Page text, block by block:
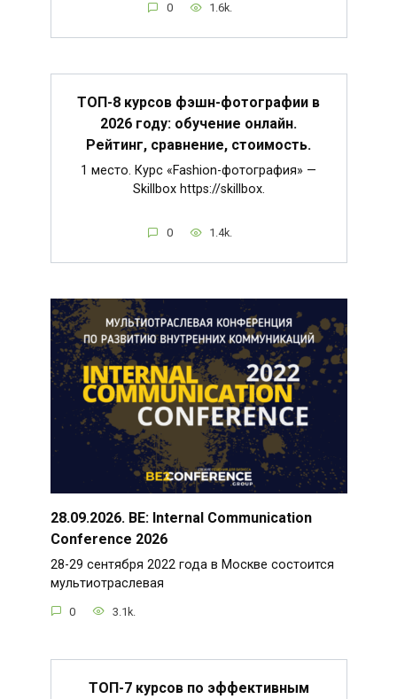
0 1.6k.
ТОП-8 курсов фэшн-фотографии в
2026 году: обучение онлайн.
Рейтинг, сравнение, стоимость.
1 место. Курс «Fashion-фотография» —
Skillbox https://skillbox.
0 1.4k.
28.09.2026. BE: Internal Communication
Conference 2026
28-29 сентября 2022 года в Москве состоится
мультиотраслевая
0 3.1k.
ТОП-7 курсов по эффективным